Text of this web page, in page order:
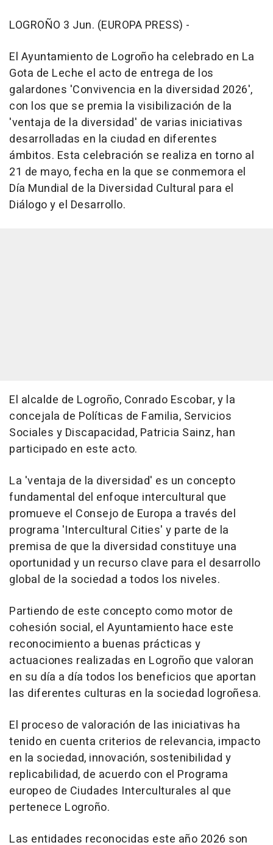
LOGROÑO 3 Jun. (EUROPA PRESS) -
El Ayuntamiento de Logroño ha celebrado en La
Gota de Leche el acto de entrega de los
galardones 'Convivencia en la diversidad 2026',
con los que se premia la visibilización de la
'ventaja de la diversidad' de varias iniciativas
desarrolladas en la ciudad en diferentes
ámbitos. Esta celebración se realiza en torno al
21 de mayo, fecha en la que se conmemora el
Día Mundial de la Diversidad Cultural para el
Diálogo y el Desarrollo.
El alcalde de Logroño, Conrado Escobar, y la
concejala de Políticas de Familia, Servicios
Sociales y Discapacidad, Patricia Sainz, han
participado en este acto.
La 'ventaja de la diversidad' es un concepto
fundamental del enfoque intercultural que
promueve el Consejo de Europa a través del
programa 'Intercultural Cities' y parte de la
premisa de que la diversidad constituye una
oportunidad y un recurso clave para el desarrollo
global de la sociedad a todos los niveles.
Partiendo de este concepto como motor de
cohesión social, el Ayuntamiento hace este
reconocimiento a buenas prácticas y
actuaciones realizadas en Logroño que valoran
en su día a día todos los beneficios que aportan
las diferentes culturas en la sociedad logroñesa.
El proceso de valoración de las iniciativas ha
tenido en cuenta criterios de relevancia, impacto
en la sociedad, innovación, sostenibilidad y
replicabilidad, de acuerdo con el Programa
europeo de Ciudades Interculturales al que
pertenece Logroño.
Las entidades reconocidas este año 2026 son